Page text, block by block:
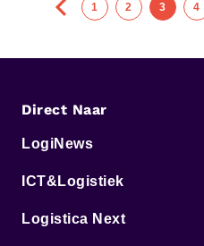
1 2 3 4
Direct Naar
LogiNews
ICT&Logistiek
Logistica Next